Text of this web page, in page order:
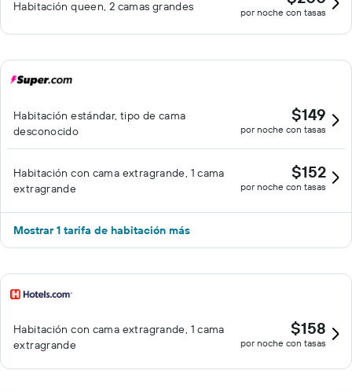
Habitación queen, 2 camas grandes por noche con tasas
Habitación estándar, tipo de cama
desconocido
$149
por noche con tasas
Habitación con cama extragrande, 1 cama
extragrande
$152
por noche con tasas
Mostrar 1 tarifa de habitación más
Habitación con cama extragrande, 1 cama
extragrande
$158
por noche con tasas